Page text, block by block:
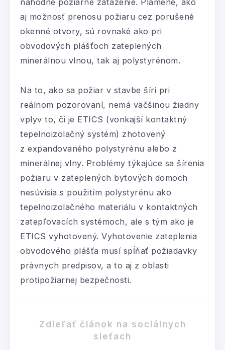
náhodné požiarne zaťaženie. Plamene, ako
aj možnosť prenosu požiaru cez porušené
okenné otvory, sú rovnaké ako pri
obvodových plášťoch zateplených
minerálnou vlnou, tak aj polystyrénom.
Na to, ako sa požiar v stavbe šíri pri
reálnom pozorovaní, nemá väčšinou žiadny
vplyv to, či je ETICS (vonkajší kontaktný
tepelnoizolačný systém) zhotovený
z expandovaného polystyrénu alebo z
minerálnej vlny. Problémy týkajúce sa šírenia
požiaru v zateplených bytových domoch
nesúvisia s použitím polystyrénu ako
tepelnoizolačného materiálu v kontaktných
zatepľovacích systémoch, ale s tým ako je
ETICS vyhotovený. Vyhotovenie zateplenia
obvodového plášťa musí spĺňať požiadavky
právnych predpisov, a to aj z oblasti
protipožiarnej bezpečnosti.
Zdieľať článok na sociálnych
sieťach